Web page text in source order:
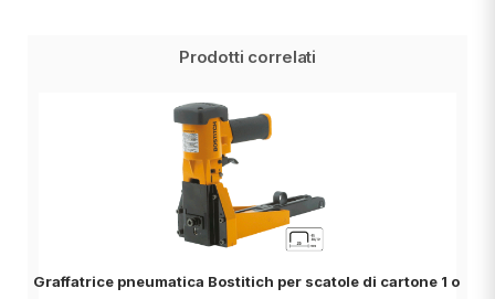
Prodotti correlati
Graffatrice pneumatica Bostitich per scatole di cartone 1 o